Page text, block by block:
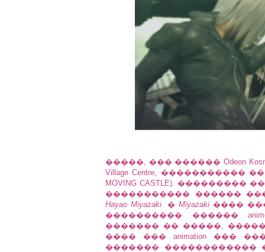
�����, ��� ������ Odeon
Village Centre, ����������� ��
MOVING CASTLE).
����������� ������
Hayao Miyazaki. � Miyazaki ����
���������� ������
������� �� �����,
���� ��� animation ���
������� ������������